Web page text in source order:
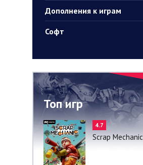
Дополнения к играм
Софт
Топ игр
4.7
Scrap Mechanic